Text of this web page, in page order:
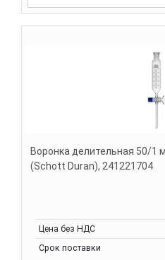
Воронка делительная 50/1
(Schott Duran), 241221704
Цена без НДС
Срок поставки